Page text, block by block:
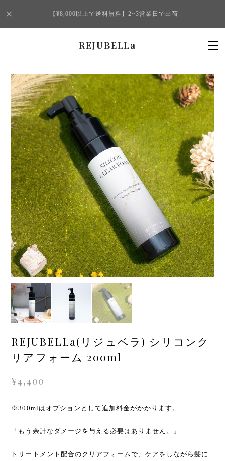
【¥8,000以上で送料無料】2~3営業日で出荷
REJUBELLa
REJUBELLa(リジュベラ) シリコンク
リアフォーム 200ml
¥4,400
※300mlはオプションとして追加料金がかかります。
「もう余計なダメージを与える必要はありません。」
トリートメント配合のクリアフォームで、ケアをしながら髪に